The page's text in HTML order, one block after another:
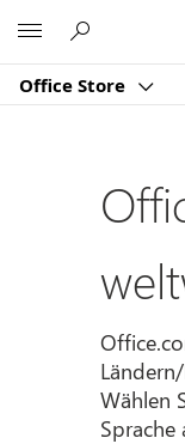
Office Store
Wählen
Sprache